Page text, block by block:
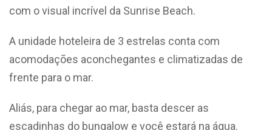
com o visual incrível da Sunrise Beach.
A unidade hoteleira de 3 estrelas conta com
acomodações aconchegantes e climatizadas de
frente para o mar.
Aliás, para chegar ao mar, basta descer as
escadinhas do bungalow e você estará na água.